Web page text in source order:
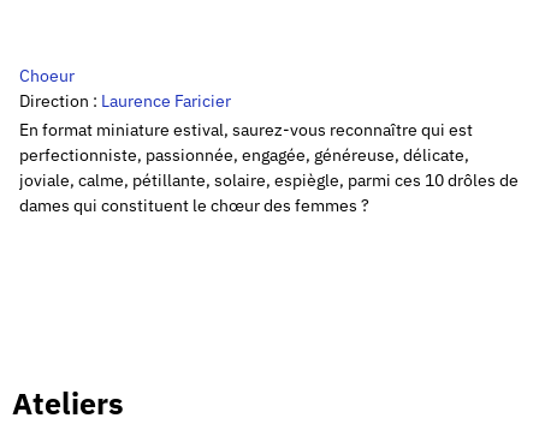
Choeur
Direction : Laurence Faricier
En format miniature estival, saurez-vous reconnaître qui est
perfectionniste, passionnée, engagée, généreuse, délicate,
joviale, calme, pétillante, solaire, espiègle, parmi ces 10 drôles de
dames qui constituent le chœur des femmes ?
Ateliers